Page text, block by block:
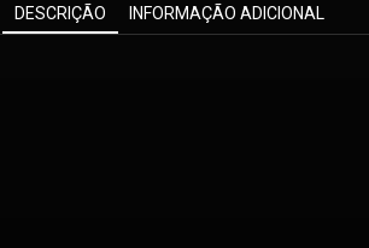
DESCRIÇÃO INFORMAÇÃO ADICIONAL